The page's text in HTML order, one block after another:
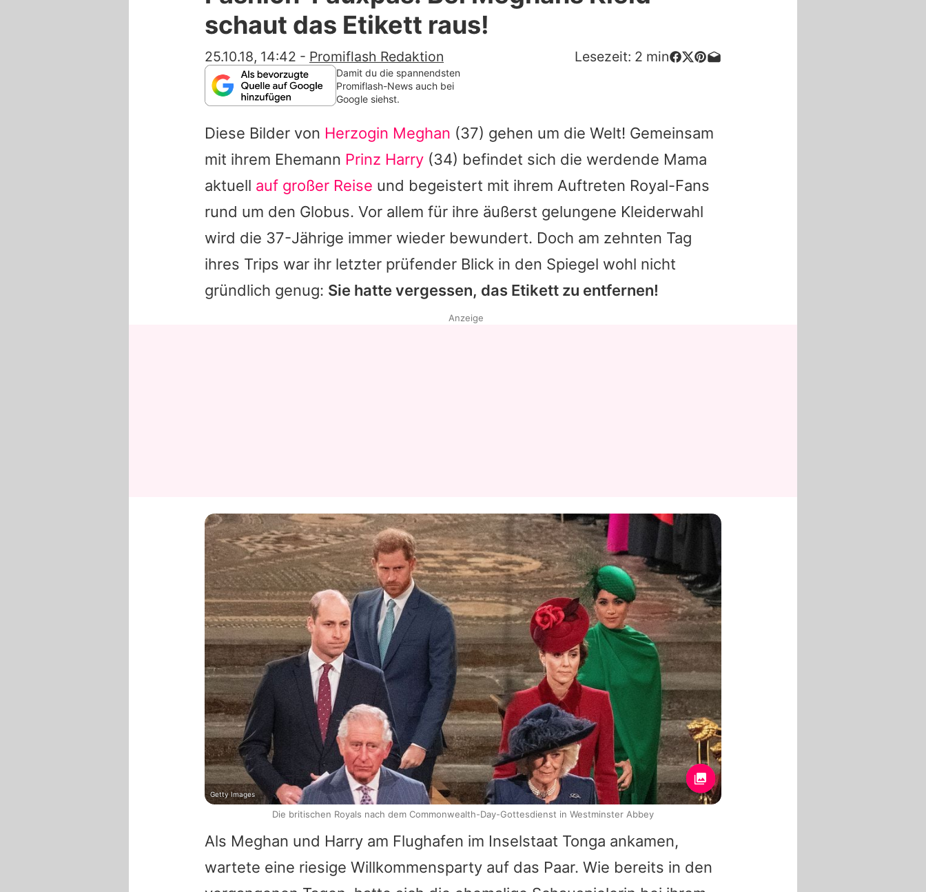
Utiq verwalten
schaut das Etikett raus!
25.10.18, 14:42 - Promiflash Redaktion Lesezeit: 2 min
Damit du die spannendsten
Promiflash-News auch bei
Google siehst.
Diese Bilder von Herzogin Meghan (37) gehen um die Welt! Gemeinsam
mit ihrem Ehemann Prinz Harry (34) befindet sich die werdende Mama
aktuell auf großer Reise und begeistert mit ihrem Auftreten Royal-Fans
rund um den Globus. Vor allem für ihre äußerst gelungene Kleiderwahl
wird die 37-Jährige immer wieder bewundert. Doch am zehnten Tag
ihres Trips war ihr letzter prüfender Blick in den Spiegel wohl nicht
gründlich genug: Sie hatte vergessen, das Etikett zu entfernen!
Als Meghan und Harry am Flughafen im Inselstaat Tonga ankamen,
wartete eine riesige Willkommensparty auf das Paar. Wie bereits in den
Anzeige
Getty Images
Die britischen Royals nach dem Commonwealth-Day-Gottesdienst in Westminster Abbey